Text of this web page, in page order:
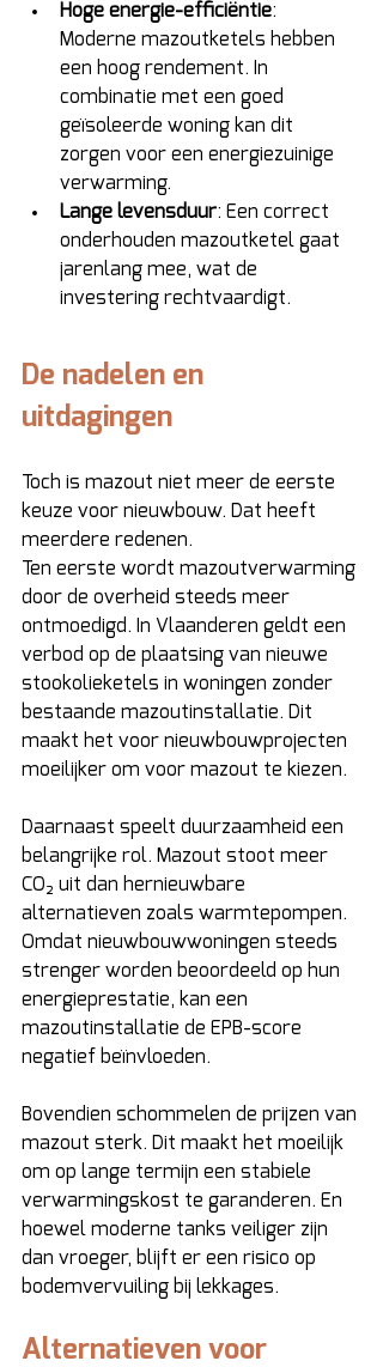
Hoge energie-efficiëntie:
Moderne mazoutketels hebben
een hoog rendement. In
combinatie met een goed
geïsoleerde woning kan dit
zorgen voor een energiezuinige
verwarming.
Lange levensduur: Een correct
onderhouden mazoutketel gaat
jarenlang mee, wat de
investering rechtvaardigt.
De nadelen en
uitdagingen
Toch is mazout niet meer de eerste
keuze voor nieuwbouw. Dat heeft
meerdere redenen.
Ten eerste wordt mazoutverwarming
door de overheid steeds meer
ontmoedigd. In Vlaanderen geldt een
verbod op de plaatsing van nieuwe
stookolieketels in woningen zonder
bestaande mazoutinstallatie. Dit
maakt het voor nieuwbouwprojecten
moeilijker om voor mazout te kiezen.
Daarnaast speelt duurzaamheid een
belangrijke rol. Mazout stoot meer
CO₂ uit dan hernieuwbare
alternatieven zoals warmtepompen.
Omdat nieuwbouwwoningen steeds
strenger worden beoordeeld op hun
energieprestatie, kan een
mazoutinstallatie de EPB-score
negatief beïnvloeden.
Bovendien schommelen de prijzen van
mazout sterk. Dit maakt het moeilijk
om op lange termijn een stabiele
verwarmingskost te garanderen. En
hoewel moderne tanks veiliger zijn
dan vroeger, blijft er een risico op
bodemvervuiling bij lekkages.
Alternatieven voor